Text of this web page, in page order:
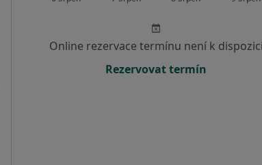
Online rezervace termínu není k dispozici
Rezervovat termín